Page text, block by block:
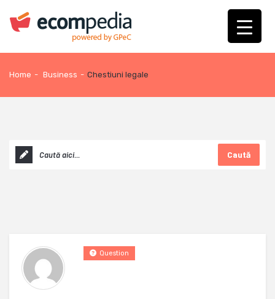
Home - Business - Chestiuni legale
Caută
Question